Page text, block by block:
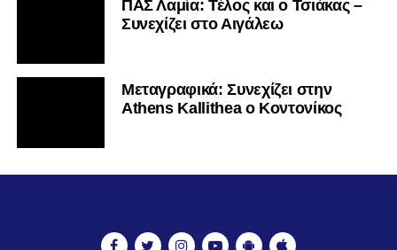
ΠΑΣ Λαμία: Τέλος και ο Τσιάκας –
Συνεχίζει στο Αιγάλεω
Mεταγραφικά: Συνεχίζει στην
Athens Kallithea ο Κοντονίκος